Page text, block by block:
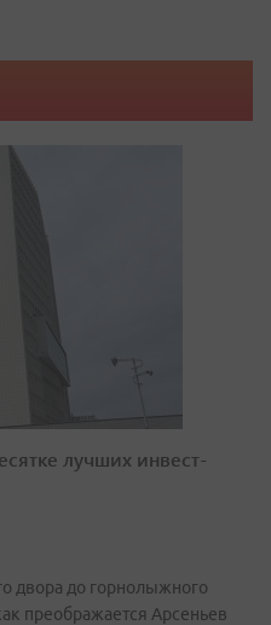
лучших инвест-
двора до горнолыжного
преображается Арсеньев